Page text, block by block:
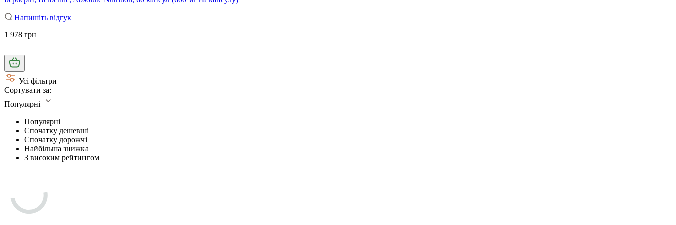
Напишіть відгук
1 978 грн
Усі фільтри
Сортувати за:
Популярні
Популярні
Спочатку дешевші
Спочатку дорожчі
Найбільша знижка
З високим рейтингом